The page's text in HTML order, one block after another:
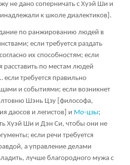
не дано соперничать с Хуэй Ши и
к школе диалектиков].
по ранжированию людей в
если требуется раздать
их способностям; если
расставить по местам людей
требуется правильно
и событиями; если возникнет
Шэнь Цзу [философа,
даосов и легистов] и Мо-цзы;
Хуэй Ши и Дэн Си, чтобы они не
если речи требуется
а управление делами
лучше благородного мужа с